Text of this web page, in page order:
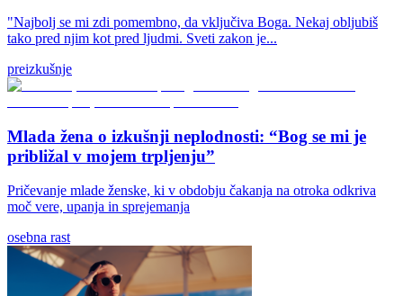
"Najbolj se mi zdi pomembno, da vključiva Boga. Nekaj obljubiš
tako pred njim kot pred ljudmi. Sveti zakon je...
preizkušnje
Mlada žena o izkušnji neplodnosti: “Bog se mi je
približal v mojem trpljenju”
Pričevanje mlade ženske, ki v obdobju čakanja na otroka odkriva
moč vere, upanja in sprejemanja
osebna rast